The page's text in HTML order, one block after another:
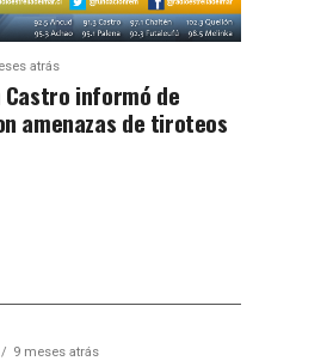
atrás
Castro informó de
amenazas de tiroteos
9 meses atrás